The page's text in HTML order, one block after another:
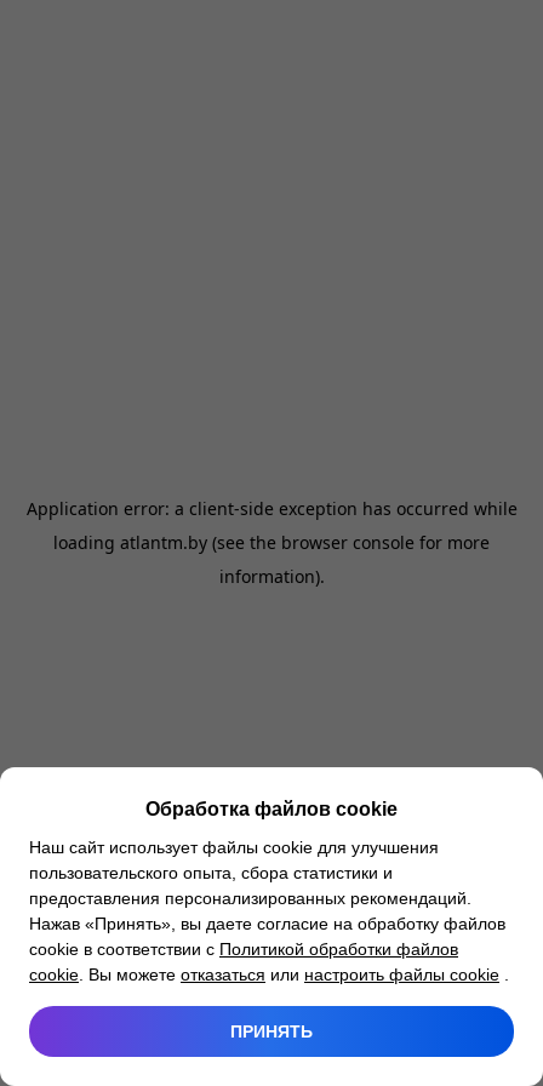
Application error: a client-side exception has occurred while
loading atlantm.by (see the browser console for more
information).
Обработка файлов cookie
Наш сайт использует файлы cookie для улучшения
пользовательского опыта, сбора статистики и
предоставления персонализированных рекомендаций.
Нажав «Принять», вы даете согласие на обработку файлов
cookie в соответствии с Политикой обработки файлов
cookie . Вы можете отказаться или настроить файлы cookie
ПРИНЯТЬ